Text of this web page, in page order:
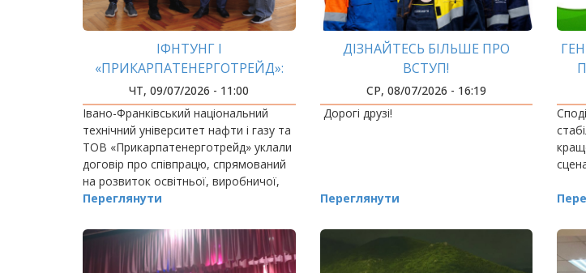
ІФНТУНГ І
«ПРИКАРПАТЕНЕРГОТРЕЙД»:
ОСВІТА, ПРАКТИКА,
ЕНЕРГЕТИКА
ЧТ, 09/07/2026 - 11:00
Івано-Франківський національний
технічний університет нафти і газу та
ТОВ «Прикарпатенерготрейд» уклали
договір про співпрацю, спрямований
на розвиток освітньої, виробничої,
наукової та інноваційної взаємодії.
Переглянути
ДІЗНАЙТЕСЬ БІЛЬШЕ ПРО
ВСТУП!
СР, 08/07/2026 - 16:19
Дорогі друзі!
Переглянути